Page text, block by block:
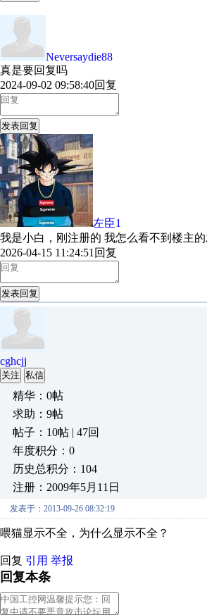
Neversaydie88
真是要回复吗
2024-09-02 09:58:40回复
发表回复
左臣1
我是小白，刚注册的 我怎么看不到楼主的
2026-04-15 11:24:51 回复
发表回复
cghcjj
关注 私信
精华：0帖
求助：9帖
帖子：10帖 | 47回
年度积分：0
历史总积分：104
注册：2009年5月11日
发表于：2013-09-26 08:32:19
喂猫显示不全，为什么显示不全？
回复 引用 举报
回复本条